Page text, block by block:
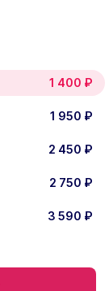
1 400 ₽
1 950 ₽
2 450 ₽
2 750 ₽
3 590 ₽